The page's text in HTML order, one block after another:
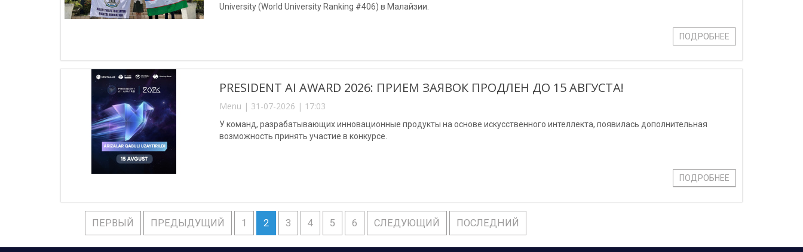
University (World University Ranking #406) в Малайзии.
ПОДРОБНЕЕ
PRESIDENT AI AWARD 2026: ПРИЕМ ЗАЯВОК ПРОДЛЕН ДО 15 АВГУСТА!
Menu | 31-07-2026 | 17:03
У команд, разрабатывающих инновационные продукты на основе искусственного интеллекта, появилась дополнительная
возможность принять участие в конкурсе.
ПОДРОБНЕЕ
ПЕРВЫЙ ПРЕДЫДУЩИЙ 1 2 3 4 5 6 СЛЕДУЮЩИЙ ПОСЛЕДНИЙ